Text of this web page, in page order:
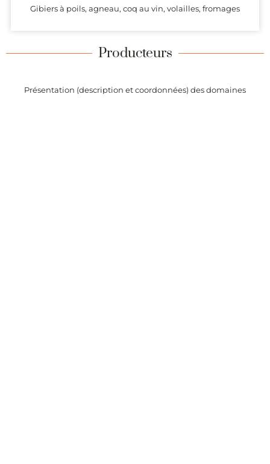
Gibiers à poils, agneau, coq au vin, volailles, fromages
Producteurs
Présentation (description et coordonnées) des domaines